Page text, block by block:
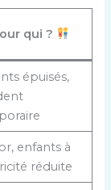
qui ?
épuisés,
enfants à
réduite